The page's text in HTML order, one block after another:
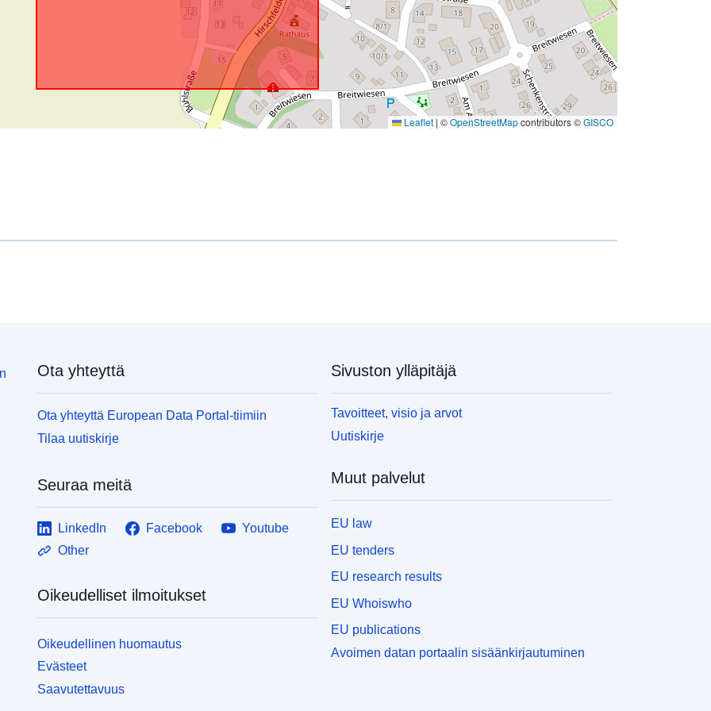
Leaflet | ©OpenStreetMapcontributors ©GISCO
Ota yhteyttä
Ota yhteyttä European Data Portal-tiimiin
Tilaa uutiskirje
Seuraa meitä
LinkedIn Facebook
Youtube
Other
Oikeudelliset ilmoitukset
Oikeudellinen huomautus
Evästeet
Saavutettavuus
Sivuston ylläpitäjä
Tavoitteet, visio ja arvot
Uutiskirje
Muut palvelut
EU law
EU tenders
EU research results
EU Whoiswho
EU publications
Avoimen datan portaalin sisäänkirjautuminen